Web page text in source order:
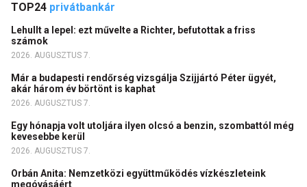
TOP24 privátbankár
Lehullt a lepel: ezt művelte a Richter, befutottak a friss
számok
2026. AUGUSZTUS 7.
Már a budapesti rendőrség vizsgálja Szijjártó Péter ügyét,
akár három év börtönt is kaphat
2026. AUGUSZTUS 7.
Egy hónapja volt utoljára ilyen olcsó a benzin, szombattól még
kevesebbe kerül
2026. AUGUSZTUS 7.
Orbán Anita: Nemzetközi együttműködés vízkészleteink
megóvásáért